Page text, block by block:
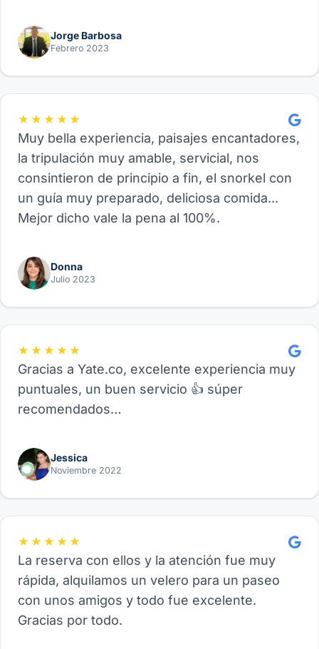
Jorge Barbosa
Febrero 2023
★★★★★
Muy bella experiencia, paisajes encantadores,
la tripulación muy amable, servicial, nos
consintieron de principio a fin, el snorkel con
un guía muy preparado, deliciosa comida...
Mejor dicho vale la pena al 100%.
Donna
Julio 2023
★★★★★
Gracias a Yate.co, excelente experiencia muy
puntuales, un buen servicio 👍 súper
recomendados…
Jessica
Noviembre 2022
★★★★★
La reserva con ellos y la atención fue muy
rápida, alquilamos un velero para un paseo
con unos amigos y todo fue excelente.
Gracias por todo.